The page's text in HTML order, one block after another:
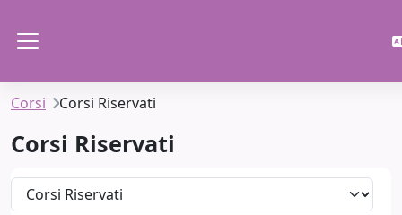
Corsi Corsi Riservati
Corsi Riservati
Categorie di corso